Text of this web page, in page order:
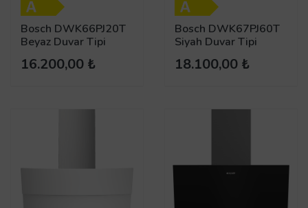
Bosch DWK66PJ20T
Beyaz Duvar Tipi
16.200,00 ₺
Bosch DWK67PJ60T
Siyah Duvar Tipi
18.100,00 ₺